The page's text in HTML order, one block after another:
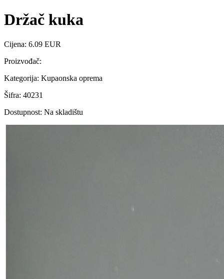
Držač kuka
Cijena: 6.09 EUR
Proizvođač:
Kategorija: Kupaonska oprema
Šifra: 40231
Dostupnost: Na skladištu